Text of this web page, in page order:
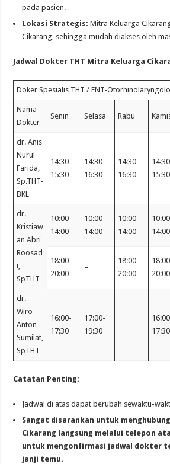
pada pasien.
Lokasi Strategis: Mitra Keluarga
Cikarang, sehingga mudah diakses oleh
Jadwal Dokter THT Mitra Keluarga
Doker Spesialis THT / ENT-
Nama
Dokter
Senin Selasa Rabu
dr. Anis
Nurul
Farida,
Sp.THT-
BKL
14:30-
15:30
14:30-
16:30
14:30-
16:30
15:30
dr.
Kristiaw
an Abri
Roosad
i,
SpTHT
10:00-
14:00
10:00-
14:00
10:00-
14:00
14:00
18:00-
20:00
–
18:00-
20:00
20:00
dr.
Wiro
Anton
Sumilat,
SpTHT
16:00-
17:30
17:00-
19:30
–
17:30
Catatan Penting:
Jadwal di atas dapat berubah sewaktu-
Sangat disarankan untuk
Cikarang langsung melalui telepon
untuk mengonfirmasi jadwal dokter
janji temu.